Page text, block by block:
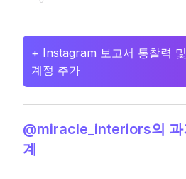
+ Instagram 보고서 통찰력
계정 추가
@miracle_interiors의 과
계